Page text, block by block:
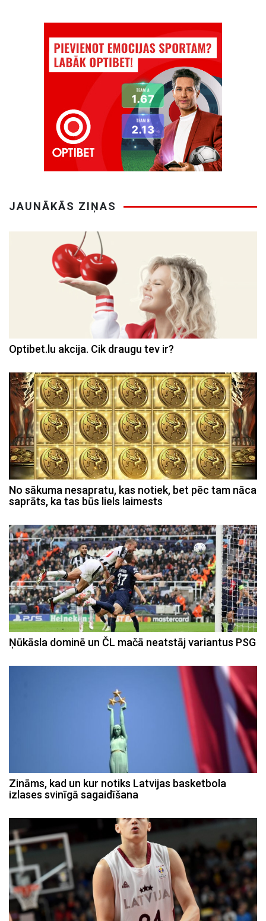
JAUNĀKĀS ZIŅAS
Optibet.lu akcija. Cik draugu tev ir?
No sākuma nesapratu, kas notiek, bet pēc tam nāca
saprāts, ka tas būs liels laimests
Ņūkāsla dominē un ČL mačā neatstāj variantus PSG
Zināms, kad un kur notiks Latvijas basketbola
izlases svinīgā sagaidīšana